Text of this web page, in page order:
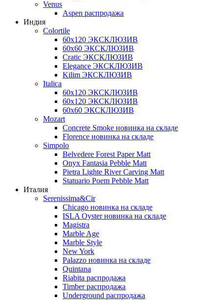
Venus
Aspen распродажа
Индия
Colortile
60х120 ЭКСКЛЮЗИВ
60х60 ЭКСКЛЮЗИВ
Cratic ЭКСКЛЮЗИВ
Elegance ЭКСКЛЮЗИВ
Kilim ЭКСКЛЮЗИВ
Italica
60х120 ЭКСКЛЮЗИВ
60х120 ЭКСКЛЮЗИВ
60х60 ЭКСКЛЮЗИВ
Mozart
Concrete Smoke новинка на складе
Florence новинка на складе
Simpolo
Belvedere Forest Paper Matt
Onyx Fantasia Pebble Matt
Pietra Lighte River Carving Matt
Statuario Poem Pebble Matt
Италия
Serenissima&Cir
Chicago новинка на складе
ISLA Oyster новинка на складе
Magistra
Marble Age
Marble Style
New York
Palazzo новинка на складе
Quintana
Riabita распродажа
Timber распродажа
Underground распродажа